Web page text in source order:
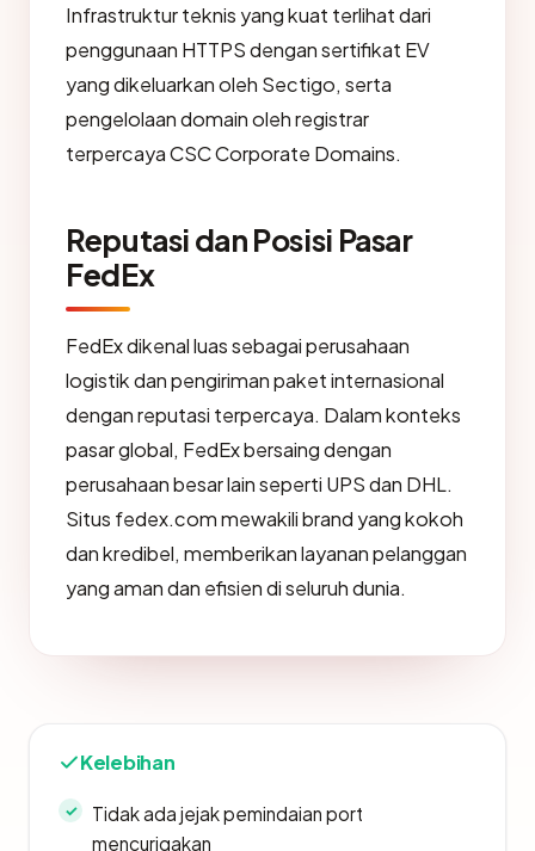
Infrastruktur teknis yang kuat terlihat dari
penggunaan HTTPS dengan sertifikat EV
yang dikeluarkan oleh Sectigo, serta
pengelolaan domain oleh registrar
terpercaya CSC Corporate Domains.
Reputasi dan Posisi Pasar
FedEx
FedEx dikenal luas sebagai perusahaan
logistik dan pengiriman paket internasional
dengan reputasi terpercaya. Dalam konteks
pasar global, FedEx bersaing dengan
perusahaan besar lain seperti UPS dan DHL.
Situs fedex.com mewakili brand yang kokoh
dan kredibel, memberikan layanan pelanggan
yang aman dan efisien di seluruh dunia.
Kelebihan
Tidak ada jejak pemindaian port
mencurigakan